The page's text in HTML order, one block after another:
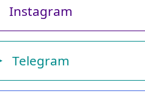
Instagram
Telegram